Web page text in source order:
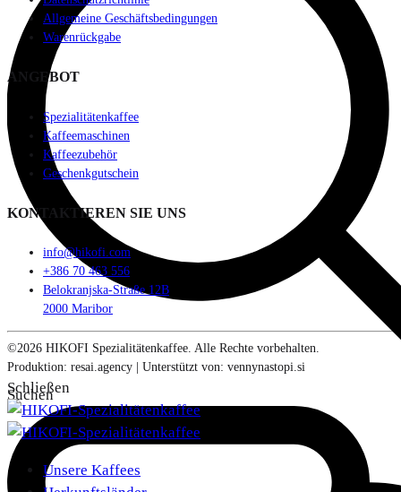
Suchen
Allgemeine Geschäftsbedingungen
Warenrückgabe
ANGEBOT
Spezialitätenkaffee
Kaffeemaschinen
Kaffeezubehör
Geschenkgutschein
KONTAKTIEREN SIE UNS
info@hikofi.com
+386 70 463 556
Belokranjska-Straße 12B
2000 Maribor
©2026 HIKOFI Spezialitätenkaffee. Alle Rechte vorbehalten.
Produktion: resai.agency | Unterstützt von: vennynastopi.si
Schließen
Unsere Kaffees